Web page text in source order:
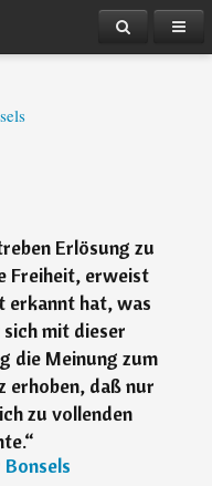
Erlösung zu
Freiheit, erweist
erkannt hat, was
mit dieser
die Meinung zum
erhoben, daß nur
zu vollenden
“